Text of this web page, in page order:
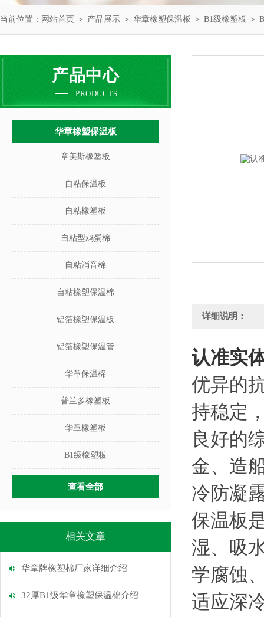
当前位置： 网站首页 ＞ 产品展示 ＞ 华章橡塑保温板 ＞ B1级橡塑板 ＞
产品中心
PRODUCTS
华章橡塑保温板
章美斯橡塑板
自粘保温板
自粘橡塑板
自粘型鸡蛋棉
自粘消音棉
自粘橡塑保温棉
铝箔橡塑保温板
铝箔橡塑保温管
华章保温棉
普兰多橡塑板
华章橡塑板
B1级橡塑板
查看全部
相关文章
华章牌橡塑棉厂家详细介绍
32厚B1级华章橡塑保温棉介绍
详细说明：
认准实
优异的
持稳定
良好的
金、造
冷防凝
保温板
湿、吸
学腐蚀
适应深